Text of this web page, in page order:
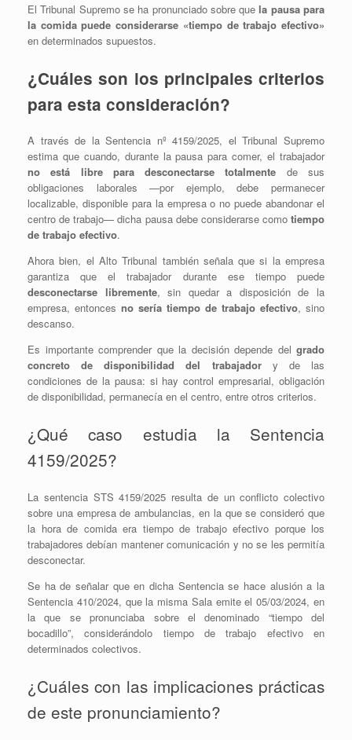
El Tribunal Supremo se ha pronunciado sobre que la pausa para
la comida puede considerarse «tiempo de trabajo efectivo»
en determinados supuestos.
¿Cuáles son los principales criterios
para esta consideración?
A través de la Sentencia nº 4159/2025, el Tribunal Supremo
estima que cuando, durante la pausa para comer, el trabajador
no está libre para desconectarse totalmente de sus
obligaciones laborales —por ejemplo, debe permanecer
localizable, disponible para la empresa o no puede abandonar el
centro de trabajo— dicha pausa debe considerarse como tiempo
de trabajo efectivo.
Ahora bien, el Alto Tribunal también señala que si la empresa
garantiza que el trabajador durante ese tiempo puede
desconectarse libremente, sin quedar a disposición de la
empresa, entonces no sería tiempo de trabajo efectivo, sino
descanso.
Es importante comprender que la decisión depende del grado
concreto de disponibilidad del trabajadory de las
condiciones de la pausa: si hay control empresarial, obligación
de disponibilidad, permanecía en el centro, entre otros criterios.
¿Qué caso estudia la Sentencia
4159/2025?
La sentencia STS 4159/2025 resulta de un conflicto colectivo
sobre una empresa de ambulancias, en la que se consideró que
la hora de comida era tiempo de trabajo efectivo porque los
trabajadores debían mantener comunicación y no se les permitía
desconectar.
Se ha de señalar que en dicha Sentencia se hace alusión a la
Sentencia 410/2024, que la misma Sala emite el 05/03/2024, en
la que se pronunciaba sobre el denominado “tiempo del
bocadillo”, considerándolo tiempo de trabajo efectivo en
determinados colectivos.
¿Cuáles con las implicaciones prácticas
de este pronunciamiento?